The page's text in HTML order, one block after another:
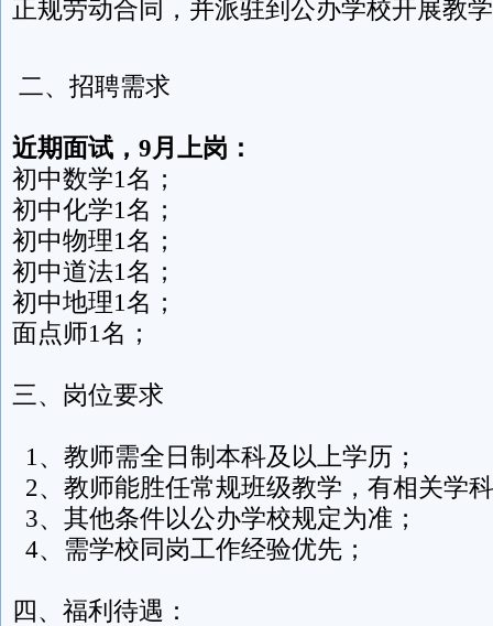
正规劳动合同，并派驻到公办学校开展教
二、招聘需求
近期面试，9月上岗：
初中数学1名；
初中化学1名；
初中物理1名；
初中道法1名；
初中地理1名；
面点师1名；
三、岗位要求
1、教师需全日制本科及以上学历；
2、教师能胜任常规班级教学，有相关学
3、其他条件以公办学校规定为准；
4、需学校同岗工作经验优先；
四、福利待遇：